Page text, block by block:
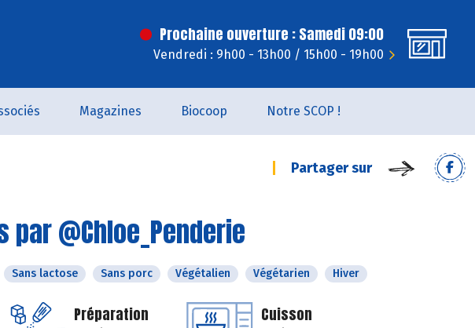
Prochaine ouverture : Samedi 09:00
Vendredi : 9h00 - 13h00 / 15h00 - 19h00
Magazines Biocoop Notre SCOP !
Partager sur
@Chloe_Penderie
Sans lactose Sans porc Végétalien Végétarien Hiver
Préparation Cuisson